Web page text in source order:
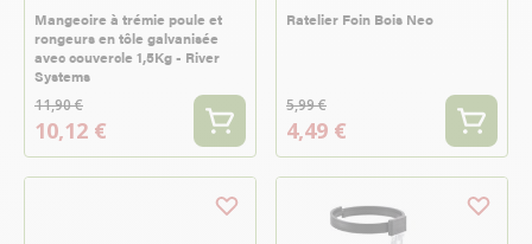
Mangeoire à trémie poule et
rongeurs en tôle galvanisée
avec couvercle 1,5Kg - River
Systems
11,90 €
10,12 €
Ratelier Foin Bois Neo
5,99 €
4,49 €